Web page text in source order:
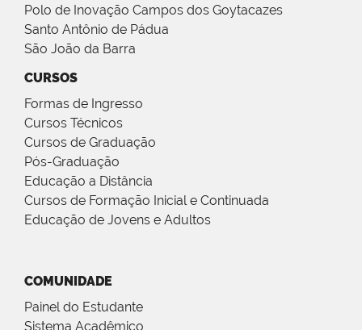
Polo de Inovação Campos dos Goytacazes
Santo Antônio de Pádua
São João da Barra
CURSOS
Formas de Ingresso
Cursos Técnicos
Cursos de Graduação
Pós-Graduação
Educação a Distância
Cursos de Formação Inicial e Continuada
Educação de Jovens e Adultos
COMUNIDADE
Painel do Estudante
Sistema Acadêmico